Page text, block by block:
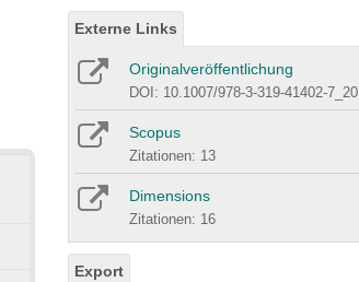
Externe Links
Originalveröffentlichung
DOI: 10.1007/978-3-319-41402-7_20
Scopus
Zitationen: 13
Dimensions
Zitationen: 16
Export